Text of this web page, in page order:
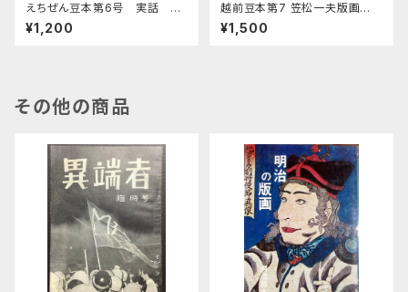
えちぜん豆本第6号 実話 越
前太閤記
¥1,200
越前豆本第7 笠松一夫版画
集 愛郷余露志
¥1,500
その他の商品